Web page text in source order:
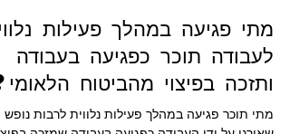
9 במרץ 2021
זמן קריאה 3 דקות
מתי פגיעה במהלך פעילות
לעבודה תוכר כפגיעה בעבודה
ותזכה בפיצוי מהביטוח